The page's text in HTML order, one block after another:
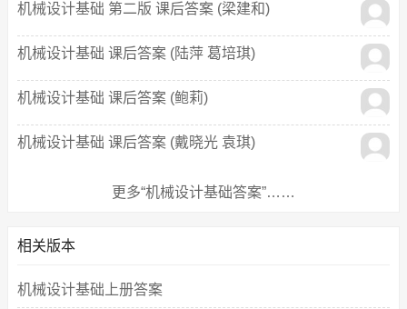
机械设计基础 第二版 课后答案 (梁建和)
机械设计基础 课后答案 (陆萍 葛培琪)
机械设计基础 课后答案 (鲍莉)
机械设计基础 课后答案 (戴晓光 袁琪)
更多“机械设计基础答案”……
相关版本
机械设计基础上册答案